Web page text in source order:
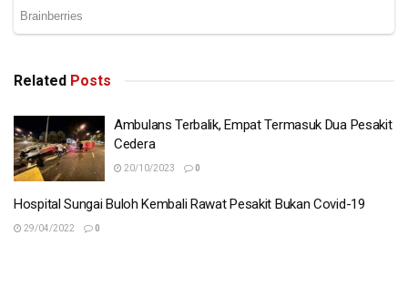
Related Posts
Ambulans Terbalik, Empat Termasuk Dua Pesakit
Cedera
20/10/2023 0
Hospital Sungai Buloh Kembali Rawat Pesakit Bukan Covid-19
29/04/2022 0